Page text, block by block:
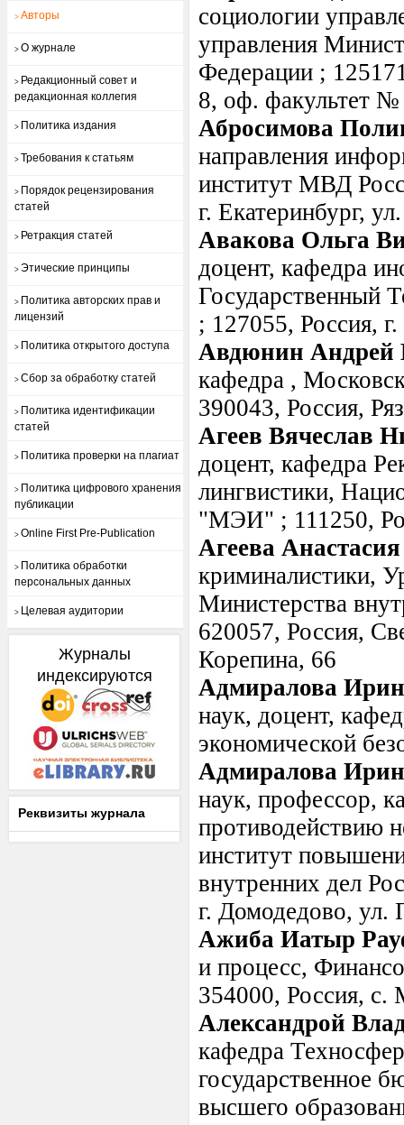
> Авторы
> О журнале
> Редакционный совет и
редакционная коллегия
> Политика издания
> Требования к статьям
> Порядок рецензирования
статей
> Ретракция статей
> Этические принципы
> Политика авторских прав и
лицензий
> Политика открытого доступа
> Сбор за обработку статей
> Политика идентификации
статей
> Политика проверки на плагиат
> Политика цифрового хранения
публикации
> Online First Pre-Publication
> Политика обработки
персональных данных
> Целевая аудитории
Журналы
индексируются
Реквизиты журнала
социологии
управления
Федерации ;
8, оф. факультет
Абросимова
направления
институт МВД
г. Екатеринбург,
Авакова Ольга
доцент, кафедра
Государственный
; 127055, Россия,
Авдюнин Андрей
кафедра ,
390043, Россия,
Агеев Вячеслав
доцент, кафедра
лингвистики,
"МЭИ" ; 111250,
Агеева
криминалистики,
Министерства
620057, Россия,
Корепина, 66
Адмиралова
наук, доцент,
экономической
Адмиралова
наук, профессор,
противодействию
институт
внутренних дел
г. Домодедово, ул.
Ажиба Иатыр
и процесс,
354000, Россия, с.
Александрой
кафедра
государственное
высшего